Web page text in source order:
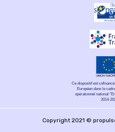
Ce dispositif est
Européen dans le
opérationnel national
2014-
Copyright 2021 ©